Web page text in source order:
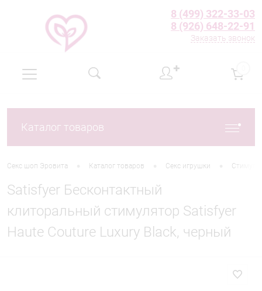
8 (499) 322-33-03
8 (926) 648-22-91
Заказать звонок
✚
Каталог товаров
Секс шоп Эровита Каталог товаров Секс игрушки
Satisfyer Бесконтактный
клиторальный стимулятор Satisfyer
Haute Couture Luxury Black, черный